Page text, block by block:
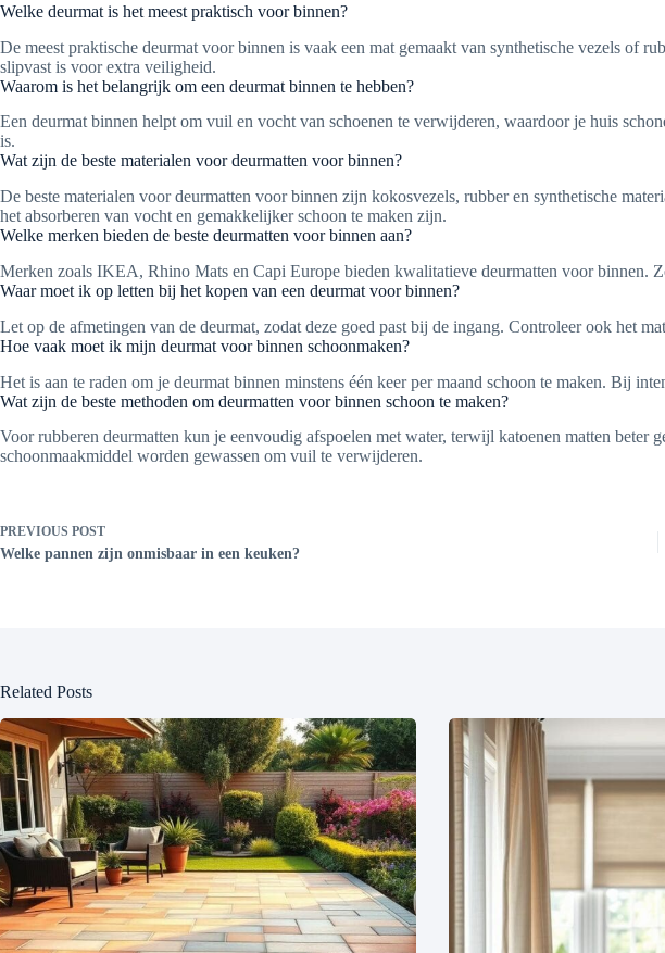
Welke deurmat is het meest praktisch voor binnen?
De meest praktische deurmat voor binnen is vaak een mat gemaakt van synthetische vezels of
slipvast is voor extra veiligheid.
Waarom is het belangrijk om een deurmat binnen te hebben?
Een deurmat binnen helpt om vuil en vocht van schoenen te verwijderen, waardoor je huis
is.
Wat zijn de beste materialen voor deurmatten voor binnen?
De beste materialen voor deurmatten voor binnen zijn kokosvezels, rubber en synthetische
het absorberen van vocht en gemakkelijker schoon te maken zijn.
Welke merken bieden de beste deurmatten voor binnen aan?
Merken zoals IKEA, Rhino Mats en Capi Europe bieden kwalitatieve deurmatten voor binnen.
Waar moet ik op letten bij het kopen van een deurmat voor binnen?
Let op de afmetingen van de deurmat, zodat deze goed past bij de ingang. Controleer ook het
Hoe vaak moet ik mijn deurmat voor binnen schoonmaken?
Het is aan te raden om je deurmat binnen minstens één keer per maand schoon te maken. Bij
Wat zijn de beste methoden om deurmatten voor binnen schoon te maken?
Voor rubberen deurmatten kun je eenvoudig afspoelen met water, terwijl katoenen matten beter
schoonmaakmiddel worden gewassen om vuil te verwijderen.
PREVIOUS POST
Welke pannen zijn onmisbaar in een keuken?
Related Posts